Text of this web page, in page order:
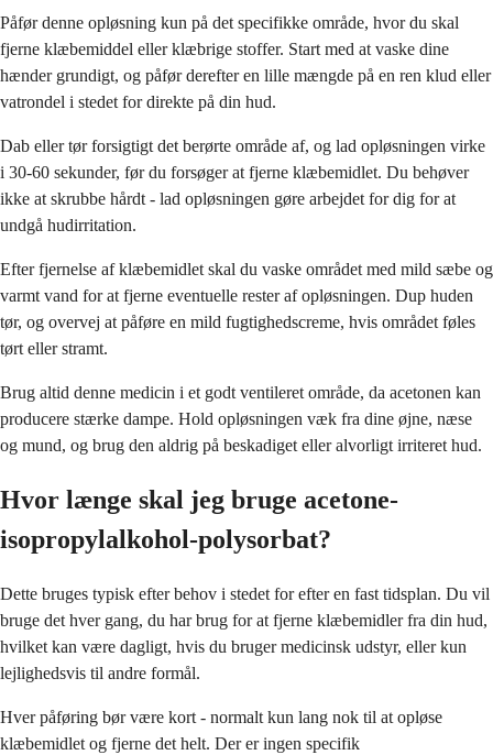
Påfør denne opløsning kun på det specifikke område, hvor du skal
fjerne klæbemiddel eller klæbrige stoffer. Start med at vaske dine
hænder grundigt, og påfør derefter en lille mængde på en ren klud eller
vatrondel i stedet for direkte på din hud.
Dab eller tør forsigtigt det berørte område af, og lad opløsningen virke
i 30-60 sekunder, før du forsøger at fjerne klæbemidlet. Du behøver
ikke at skrubbe hårdt - lad opløsningen gøre arbejdet for dig for at
undgå hudirritation.
Efter fjernelse af klæbemidlet skal du vaske området med mild sæbe og
varmt vand for at fjerne eventuelle rester af opløsningen. Dup huden
tør, og overvej at påføre en mild fugtighedscreme, hvis området føles
tørt eller stramt.
Brug altid denne medicin i et godt ventileret område, da acetonen kan
producere stærke dampe. Hold opløsningen væk fra dine øjne, næse
og mund, og brug den aldrig på beskadiget eller alvorligt irriteret hud.
Hvor længe skal jeg bruge acetone-
isopropylalkohol-polysorbat?
Dette bruges typisk efter behov i stedet for efter en fast tidsplan. Du vil
bruge det hver gang, du har brug for at fjerne klæbemidler fra din hud,
hvilket kan være dagligt, hvis du bruger medicinsk udstyr, eller kun
lejlighedsvis til andre formål.
Hver påføring bør være kort - normalt kun lang nok til at opløse
klæbemidlet og fjerne det helt. Der er ingen specifik